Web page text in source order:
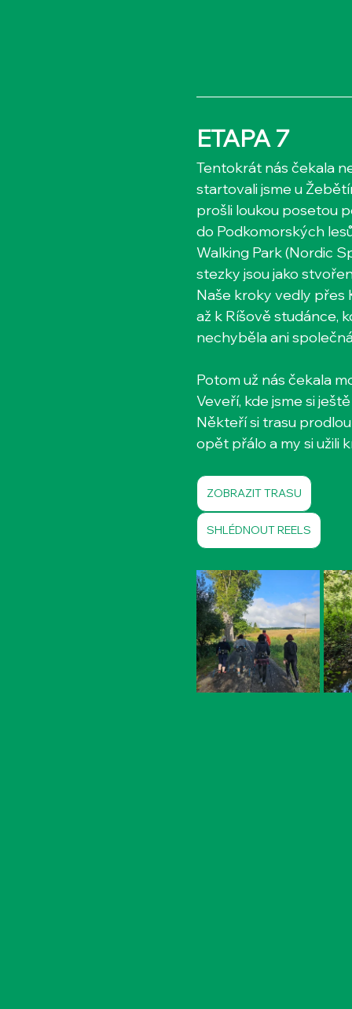
ETAPA 7
Tentokrát nás čekala
startovali jsme u
prošli loukou posetou
do Podkomorských
Walking Park (Nordic
stezky jsou jako
Naše kroky vedly přes
až k Ríšově studánce,
nechyběla ani
Potom už nás čekala
Veveří, kde jsme si
Někteří si trasu
opět přálo a my si užili
ZOBRAZIT TRASU
SHLÉDNOUT REELS